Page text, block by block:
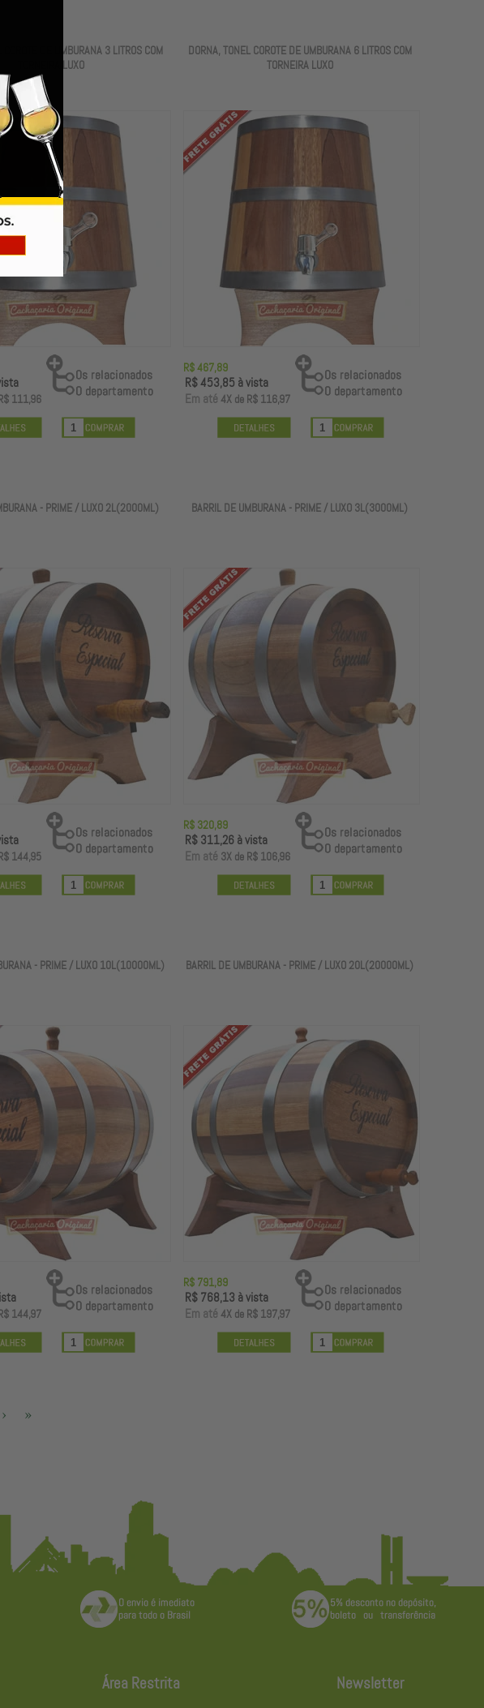
COROTE DE UMBURANA 3 LITROS COM
TORNEIRA LUXO
111,96
DORNA, TONEL COROTE DE UMBURANA 6 LITROS COM
TORNEIRA LUXO
R$ 467,89
R$ 453,85 à vista
Em até 4Xde R$ 116,97
- PRIME / LUXO 2L(2000ML)
144,95
BARRIL DE UMBURANA - PRIME / LUXO 3L(3000ML)
R$ 320,89
R$ 311,26à vista
Em até 3Xde R$ 106,96
- PRIME / LUXO 10L(10000ML)
144,97
BARRIL DE UMBURANA - PRIME / LUXO 20L(20000ML)
R$ 791,89
R$ 768,13 à vista
Em até 4Xde R$ 197,97
› »
Área Restrita Newsletter